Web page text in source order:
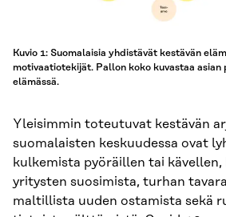
Kuvio 1: Suomalaisia yhdistävät kestävän
motivaatiotekijät. Pallon koko kuvastaa asian
elämässä.
Yleisimmin toteutuvat kestävän
suomalaisten keskuudessa ovat
kulkemista pyöräillen tai
yritysten suosimista, turhan
maltillista uuden ostamista sekä